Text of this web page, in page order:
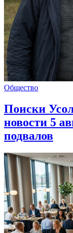
Общество
Поиски
новости 5
подвалов